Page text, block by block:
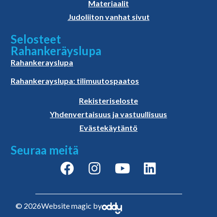
Materiaalit
Judoliiton vanhat sivut
Selosteet
Rahankeräyslupa
Rahankerayslupa
Rahankerayslupa: tilimuutospaatos
Rekisteriseloste
Yhdenvertaisuus ja vastuullisuus
Evästekäytäntö
Seuraa meitä
© 2026Website magic by